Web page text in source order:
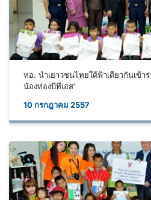
ทอ. นำเยาวชนไทยใต้ฟ้าเดียวกันเข้า
น้องท่องบีทีเอส’
10 กรกฎาคม 2557